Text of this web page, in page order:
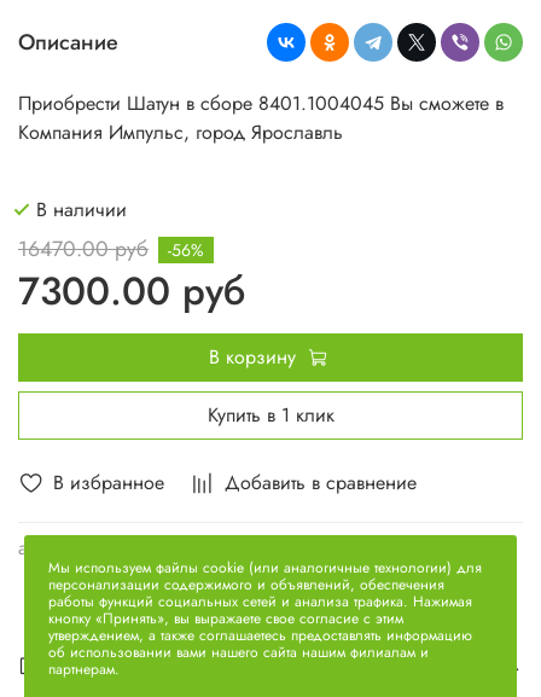
В избранное Добавить в сравнение
арт.
Описание
Приобрести Шатун в сборе 8401.1004045 Вы сможете в
Компания Импульс, город Ярославль
В наличии
16470.00 руб
7300.00 руб
-56%
В корзину
Купить в 1 клик
Описание
Мы используем файлы cookie (или аналогичные технологии) для
персонализации содержимого и объявлений, обеспечения
работы функций социальных сетей и анализа трафика. Нажимая
кнопку «Принять», вы выражаете свое согласие с этим
утверждением, а также соглашаетесь предоставлять информацию
об использовании вами нашего сайта нашим филиалам и
партнерам.